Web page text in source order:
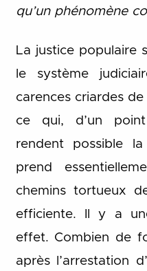
qu’un phénomène
La justice populaire
le système
carences criardes
ce qui, d’un
rendent possible
prend
chemins tortueux
efficiente. Il y a
effet. Combien de
après l’arrestation